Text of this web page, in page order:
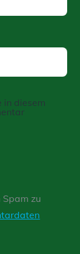
in diesem
zu